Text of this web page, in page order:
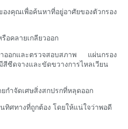
คุณเพื่อค้นหาที่อยู่อาศัยของตัวกรอง
อคลายเกลียวออก
ออกและตรวจสอบสภาพ แผ่นกรอง
ซีดจางและขัดขวางการไหลเวียน
กำจัดเศษสิ่งสกปรกที่หลุดออก
ทิศทางที่ถูกต้อง โดยให้แน่ใจว่าพอดี